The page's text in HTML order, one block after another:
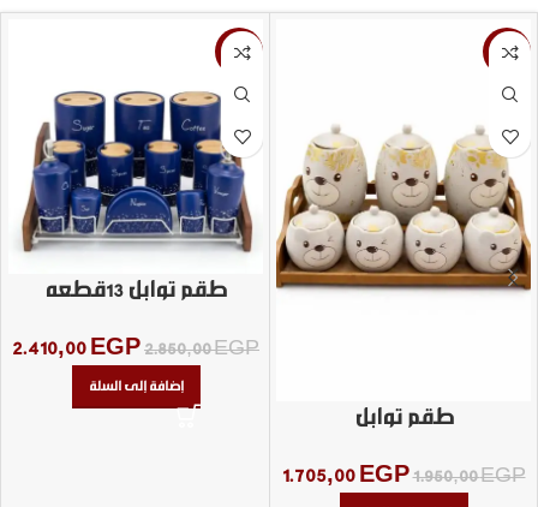
-13%
طقم توابل
1.950,00EGP
1.705,00 EGP
-15%
طقم توابل 13قطعه
2.850,00EGP
2.410,00 EGP
إضافة إلى السلة